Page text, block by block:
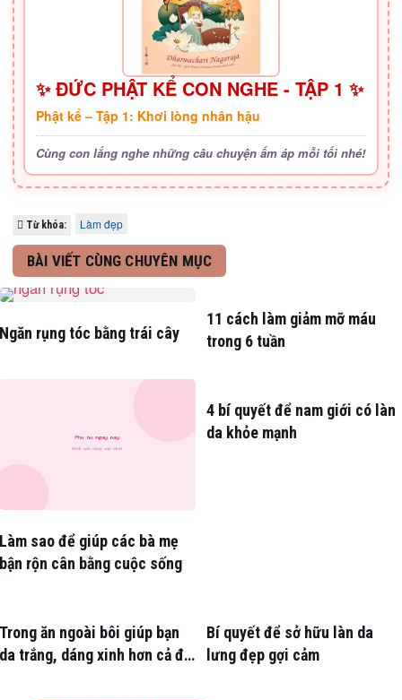
✨ ĐỨC PHẬT KỂ CON NGHE - TẬP 1 ✨
Phật kể – Tập 1: Khơi lòng nhân hậu
Cùng con lắng nghe những câu chuyện ấm áp mỗi tối nhé!
Từ khóa: Làm đẹp
BÀI VIẾT CÙNG CHUYÊN MỤC
Ngăn rụng tóc bằng trái cây
11 cách làm giảm mỡ máu
trong 6 tuần
Làm sao để giúp các bà mẹ
bận rộn cân bằng cuộc sống
4 bí quyết để nam giới có làn
da khỏe mạnh
Trong ăn ngoài bôi giúp bạn
da trắng, dáng xinh hơn cả đi
Bí quyết để sở hữu làn da
lưng đẹp gợi cảm